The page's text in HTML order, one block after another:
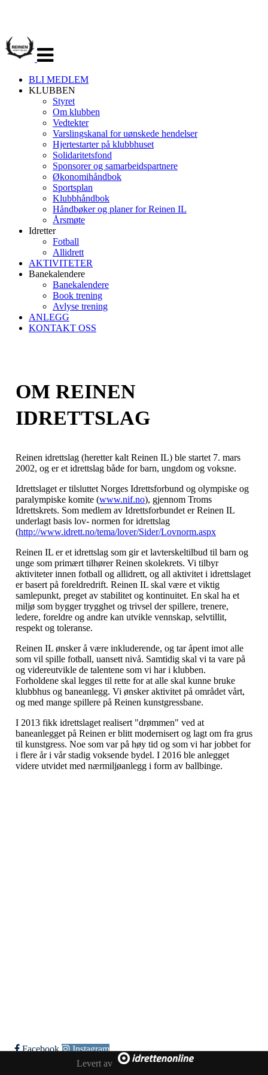
navigasjon
BLI MEDLEM
KLUBBEN
Styret
Om klubben
Vedtekter
Varslingskanal for uønskede hendelser
Hjertestarter på klubbhuset
Solidaritetsfond
Sponsorer og samarbeidspartnere
Økonomihåndbok
Sportsplan
Klubbhåndbok
Håndbøker og planer for Reinen IL
Årsmøte
Idretter
Fotball
Allidrett
AKTIVITETER
Banekalendere
Banekalendere
Book trening
Avlyse trening
ANLEGG
KONTAKT OSS
OM REINEN
IDRETTSLAG
Reinen idrettslag (heretter kalt Reinen IL) ble startet 7. mars
2002, og er et idrettslag både for barn, ungdom og voksne.
Idrettslaget er tilsluttet Norges Idrettsforbund og olympiske og
paralympiske komite (www.nif.no), gjennom Troms
Idrettskrets. Som medlem av Idrettsforbundet er Reinen IL
underlagt basis lov- normen for idrettslag
(http://www.idrett.no/tema/lover/Sider/Lovnorm.aspx
Reinen IL er et idrettslag som gir et lavterskeltilbud til barn og
unge som primært tilhører Reinen skolekrets. Vi tilbyr
aktiviteter innen fotball og allidrett, og all aktivitet i idrettslaget
er basert på foreldredrift. Reinen IL skal være et viktig
samlepunkt, preget av stabilitet og kontinuitet. En skal ha et
miljø som bygger trygghet og trivsel der spillere, trenere,
ledere, foreldre og andre kan utvikle vennskap, selvtillit,
respekt og toleranse.
Reinen IL ønsker å være inkluderende, og tar åpent imot alle
som vil spille fotball, uansett nivå. Samtidig skal vi ta vare på
og videreutvikle de talentene som vi har i klubben.
Forholdene skal legges til rette for at alle skal kunne bruke
klubbhus og baneanlegg. Vi ønsker aktivitet på området vårt,
og med mange spillere på Reinen kunstgressbane.
I 2013 fikk idrettslaget realisert "drømmen" ved at
baneanlegget på Reinen er blitt modernisert og lagt om fra grus
til kunstgress. Noe som var på høy tid og som vi har jobbet for
i flere år i vår stadig voksende bydel. I 2016 ble anlegget
videre utvidet med nærmiljøanlegg i form av ballbinge.
Facebook
Instagram
Levert av